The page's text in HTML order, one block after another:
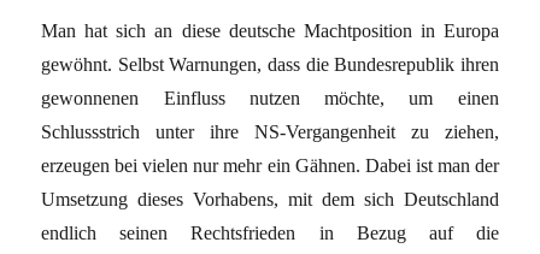
Man hat sich an diese deutsche Machtposition in Europa
gewöhnt. Selbst Warnungen, dass die Bundesrepublik ihren
gewonnenen Einfluss nutzen möchte, um einen
Schlussstrich unter ihre NS-Vergangenheit zu ziehen,
erzeugen bei vielen nur mehr ein Gähnen. Dabei ist man der
Umsetzung dieses Vorhabens, mit dem sich Deutschland
endlich seinen Rechtsfrieden in Bezug auf die